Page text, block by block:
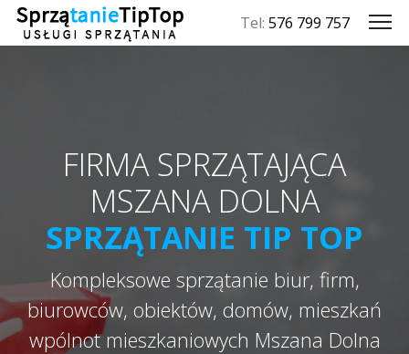
Tel: 576 799 757
FIRMA SPRZĄTAJĄCA
MSZANA DOLNA
SPRZĄTANIE TIP TOP
Kompleksowe sprzątanie biur, firm,
biurowców, obiektów, domów, mieszkań
wpólnot mieszkaniowych Mszana Dolna